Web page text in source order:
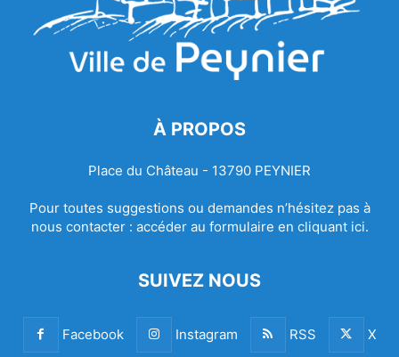
À PROPOS
Place du Château - 13790 PEYNIER
Pour toutes suggestions ou demandes n’hésitez pas à
nous contacter : accéder au formulaire en cliquant ici.
SUIVEZ NOUS
Facebook Instagram RSS X